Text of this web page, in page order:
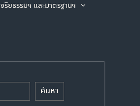
จริยธรรมฯ และมาตรฐานฯ
ค้นหา